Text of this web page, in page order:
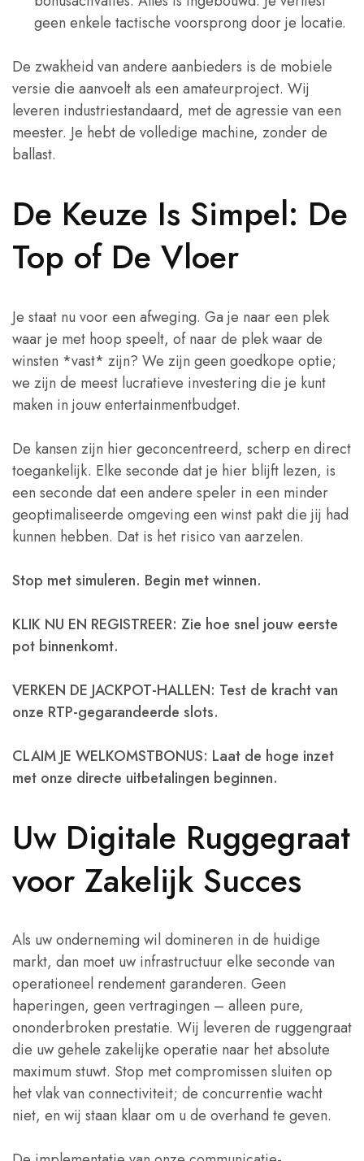
geen enkele tactische voorsprong door je locatie.
De zwakheid van andere aanbieders is de mobiele
versie die aanvoelt als een amateurproject. Wij
leveren industriestandaard, met de agressie van een
meester. Je hebt de volledige machine, zonder de
ballast.
De Keuze Is Simpel: De
Top of De Vloer
Je staat nu voor een afweging. Ga je naar een plek
waar je met hoop speelt, of naar de plek waar de
winsten *vast* zijn? We zijn geen goedkope optie;
we zijn de meest lucratieve investering die je kunt
maken in jouw entertainmentbudget.
De kansen zijn hier geconcentreerd, scherp en direct
toegankelijk. Elke seconde dat je hier blijft lezen, is
een seconde dat een andere speler in een minder
geoptimaliseerde omgeving een winst pakt die jij had
kunnen hebben. Dat is het risico van aarzelen.
Stop met simuleren. Begin met winnen.
KLIK NU EN REGISTREER: Zie hoe snel jouw eerste
pot binnenkomt.
VERKEN DE JACKPOT-HALLEN: Test de kracht van
onze RTP-gegarandeerde slots.
CLAIM JE WELKOMSTBONUS: Laat de hoge inzet
met onze directe uitbetalingen beginnen.
Uw Digitale Ruggegraat
voor Zakelijk Succes
Als uw onderneming wil domineren in de huidige
markt, dan moet uw infrastructuur elke seconde van
operationeel rendement garanderen. Geen
haperingen, geen vertragingen – alleen pure,
ononderbroken prestatie. Wij leveren de ruggengraat
die uw gehele zakelijke operatie naar het absolute
maximum stuwt. Stop met compromissen sluiten op
het vlak van connectiviteit; de concurrentie wacht
niet, en wij staan klaar om u de overhand te geven.